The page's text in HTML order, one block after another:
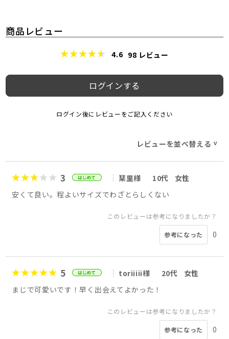
商品レビュー
4.6 98 レビュー
ログインする
ログイン後にレビューをご記入ください
レビューを並べ替える>
3 栞里様 10代
女性
安くて良い。程よいサイズでわざとらしくない
このレビューは参考になりましたか？
参考になった 0
5 toriiiii様 20代
女性
まじで可愛いです！早く出会えてよかった！
このレビューは参考になりましたか？
参考になった 0